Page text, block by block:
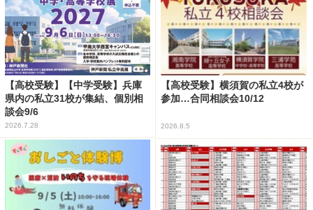
【高校受験】【中学受験】兵庫
県内の私立31校が集結、個別相
談会9/6
2026.7.28
【高校受験】横須賀の私立4校が
参加…合同相談会10/12
2026.8.5